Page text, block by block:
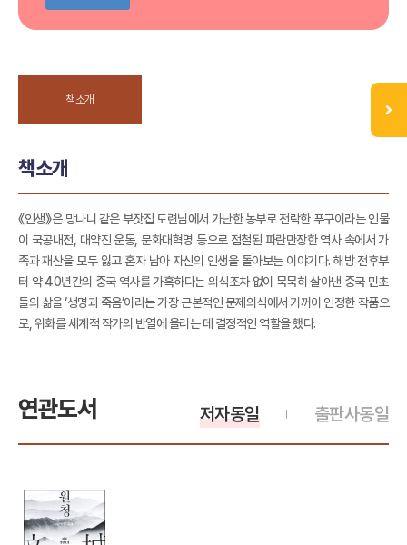
책소개
책소개
《인생》은 망나니 같은 부잣집 도련님에서 가난한 농부로 전락한 푸구이라는 인물
이 국공내전, 대약진 운동, 문화대혁명 등으로 점철된 파란만장한 역사 속에서 가
족과 재산을 모두 잃고 혼자 남아 자신의 인생을 돌아보는 이야기다. 해방 전후부
터 약 40년간의 중국 역사를 가혹하다는 의식조차 없이 묵묵히 살아낸 중국 민초
들의 삶을 ‘생명과 죽음’이라는 가장 근본적인 문제의식에서 기꺼이 인정한 작품으
로, 위화를 세계적 작가의 반열에 올리는 데 결정적인 역할을 했다.
연관도서 출판사동일
저자동일